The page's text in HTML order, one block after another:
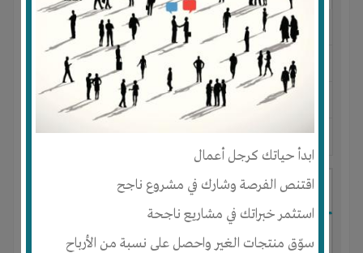
ابدأ حياتك كرجل أعمال
اقتنص الفرصة وشارك في مشروع ناجح
استثمر خبراتك في مشاريع ناجحة
سوّق منتجات الغير واحصل على نسبة من الأرباح
النوع : استيراد وتصدير وتوزيع وتسويق
العنوان : مصر-الإسكندرية - كل المناطق
يحتاج إلي : الخبرات-تسويق
فرصة للتسويق والتجارة الإلكتروني